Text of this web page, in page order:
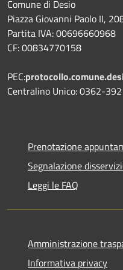
Comune di Desio
Piazza Giovanni Paolo II,
Partita IVA: 00696660968
CF: 00834770158
PEC:
Centralino Unico: 0362-
Prenotazione
Segnalazione
Leggi le FAQ
Amministrazione
Informativa privacy